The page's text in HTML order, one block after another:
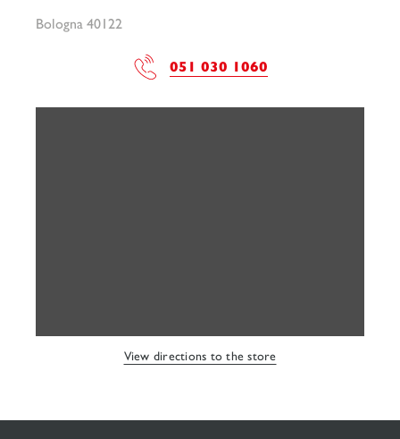
Bologna 40122
051 030 1060
View directions to the store